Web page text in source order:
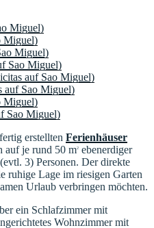
erstellten Ferienhäuser
auf je rund 50 m2
ebenerdiger
3) Personen. Der direkte
ruhige Lage im riesigen Garten
Urlaub verbringen möchten.
ein Schlafzimmer mit
Wohnzimmer mit